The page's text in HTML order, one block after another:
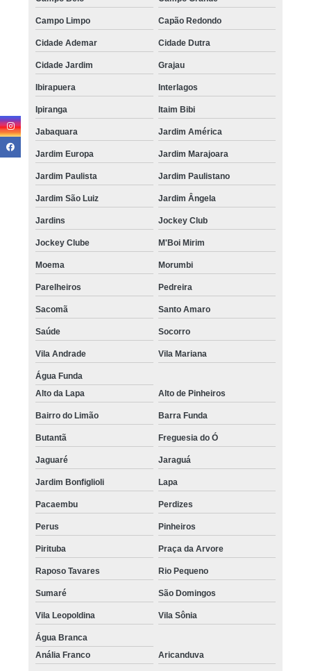
Campo Limpo Capão Redondo
Cidade Ademar Cidade Dutra
Cidade Jardim Grajau
Ibirapuera Interlagos
Ipiranga Itaim Bibi
Jabaquara Jardim América
Jardim Europa Jardim Marajoara
Jardim Paulista Jardim Paulistano
Jardim São Luiz Jardim Ângela
Jardins Jockey Club
Jockey Clube M'Boi Mirim
Moema Morumbi
Parelheiros Pedreira
Sacomã Santo Amaro
Saúde Socorro
Vila Andrade Vila Mariana
Água Funda
Alto da Lapa
Alto de Pinheiros
Bairro do Limão Barra Funda
Butantã Freguesia do Ó
Jaguaré Jaraguá
Jardim Bonfiglioli Lapa
Pacaembu Perdizes
Perus Pinheiros
Pirituba Praça da Arvore
Raposo Tavares Rio Pequeno
Sumaré São Domingos
Vila Leopoldina Vila Sônia
Água Branca
Anália Franco
Aricanduva